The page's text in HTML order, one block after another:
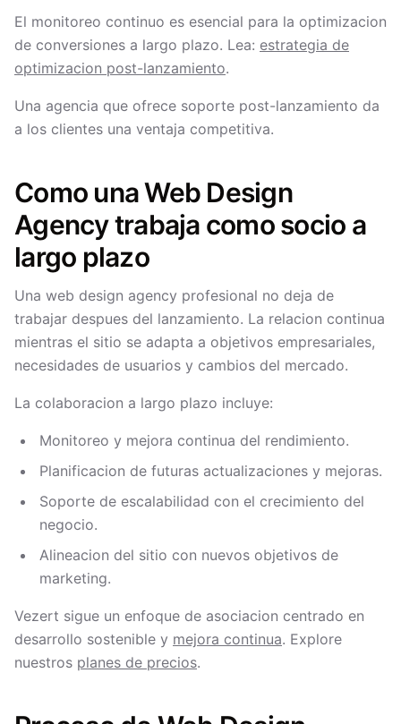
El monitoreo continuo es esencial para la optimizacion
de conversiones a largo plazo. Lea: estrategia de
optimizacion post-lanzamiento.
Una agencia que ofrece soporte post-lanzamiento da
a los clientes una ventaja competitiva.
Como una Web Design
Agency trabaja como socio a
largo plazo
Una web design agency profesional no deja de
trabajar despues del lanzamiento. La relacion continua
mientras el sitio se adapta a objetivos empresariales,
necesidades de usuarios y cambios del mercado.
La colaboracion a largo plazo incluye:
Monitoreo y mejora continua del rendimiento.
Planificacion de futuras actualizaciones y mejoras.
Soporte de escalabilidad con el crecimiento del
negocio.
Alineacion del sitio con nuevos objetivos de
marketing.
Vezert sigue un enfoque de asociacion centrado en
desarrollo sostenible y mejora continua. Explore
nuestros planes de precios.